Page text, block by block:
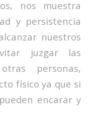
nos muestra
y persistencia
nuestros
juzgar las
personas,
físico ya que si
encarar y